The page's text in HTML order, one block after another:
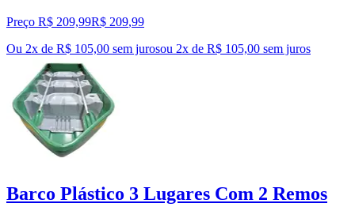
Preço R$ 209,99R$ 209,99
Ou 2x de R$ 105,00 sem jurosou 2x de R$ 105,00 sem juros
Barco Plástico 3 Lugares Com 2 Remos